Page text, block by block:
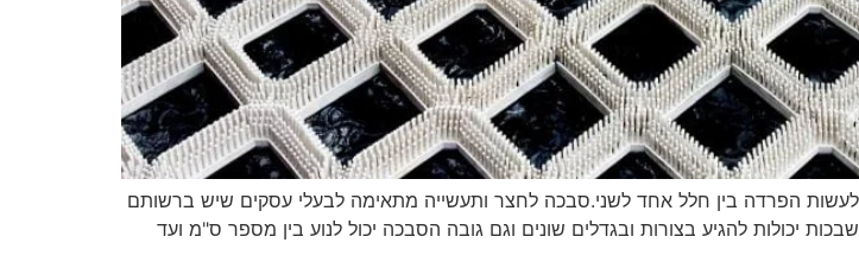
הפרדה בין חלל אחד לשני.סבכה לחצר ותעשייה מתאימה לבעלי עסקים שיש ברשותם
יכולות להגיע בצורות ובגדלים שונים וגם גובה הסבכה יכול לנוע בין מספר ס"מ ועד